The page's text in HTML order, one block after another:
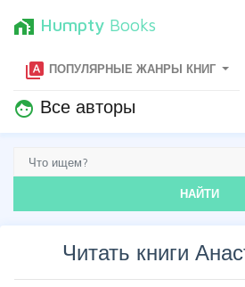
home_work Humpty Books
type_specimen ПОПУЛЯРНЫЕ ЖАНРЫ КНИГ
face Все авторы
НАЙТИ
Читать книги